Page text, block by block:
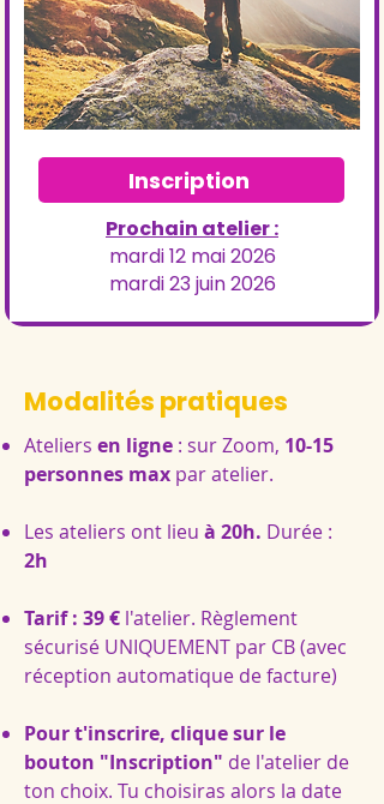
Inscription
Prochain atelier :
mardi 12 mai 2026
mardi 23 juin 2026
Modalités pratiques
Ateliers en ligne : sur Zoom, 10-15
personnes max par atelier.
Les ateliers ont lieu à 20h. Durée :
2h
Tarif : 39 € l'atelier. Règlement
sécurisé UNIQUEMENT par CB (avec
réception automatique de facture)
Pour t'inscrire, clique sur le
bouton "Inscription" de l'atelier de
ton choix. Tu choisiras alors la date